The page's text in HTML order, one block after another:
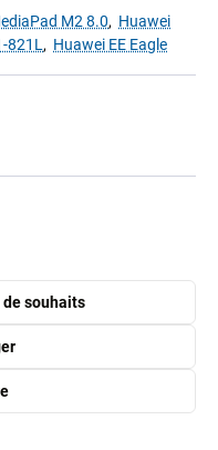
M2 8.0, Huawei
821L, Huawei EE Eagle
souhaits